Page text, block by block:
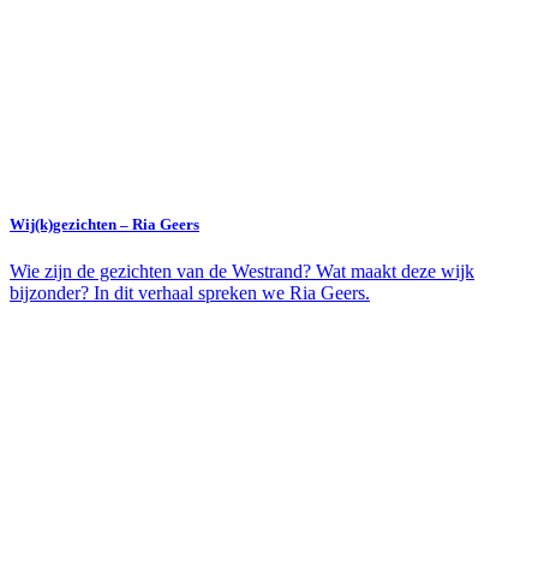
Wij(k)gezichten – Ria Geers
Wie zijn de gezichten van de Westrand? Wat maakt deze wijk
bijzonder? In dit verhaal spreken we Ria Geers.